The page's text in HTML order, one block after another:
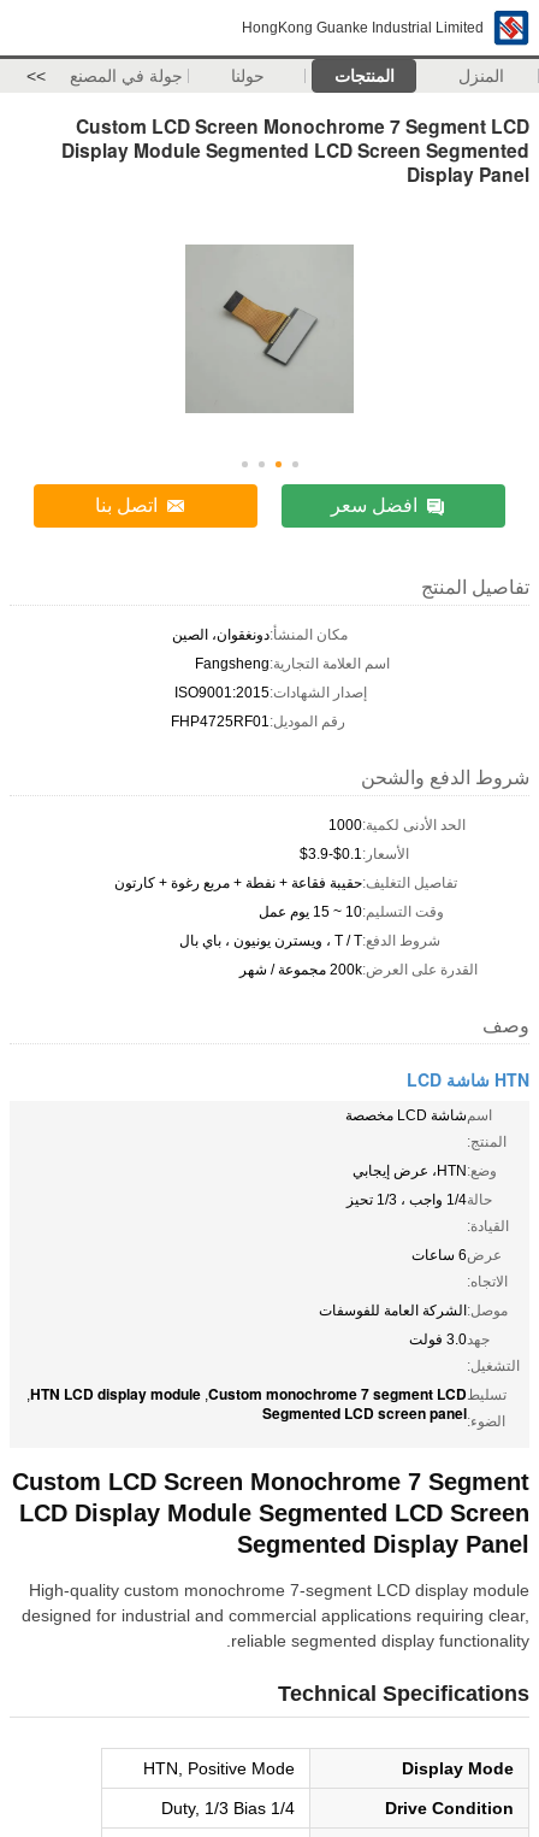
HongKong Guanke Industrial Limited
المنزل المنتجات حولنا جولة في المصنع >>
Custom LCD Screen Monochrome 7 Segment LCD
Display Module Segmented LCD Screen Segmented
Display Panel
افضل سعر اتصل بنا
تفاصيل المنتج
مكان المنشأ:دونغقوان، الصين
اسم العلامة التجارية:Fangsheng
إصدار الشهادات:ISO9001:2015
رقم الموديل:FHP4725RF01
شروط الدفع والشحن
الحد الأدنى لكمية:1000
الأسعار:$0.1-$3.9
تفاصيل التغليف:حقيبة فقاعة + نفطة + مربع رغوة + كارتون
وقت التسليم:10 ~ 15 يوم عمل
شروط الدفع:T / T ، ويسترن يونيون ، باي بال
القدرة على العرض:200k مجموعة / شهر
وصف
HTN شاشة LCD
اسم
المنتج:
شاشة LCD مخصصة
وضع:HTN، عرض إيجابي
حالة
القيادة:
1/4 واجب ، 1/3 تحيز
عرض
الاتجاه:
6 ساعات
موصل:الشركة العامة للفوسفات
جهد
التشغيل:
3.0 فولت
تسليط
الضوء:
Custom monochrome 7 segment LCD
,
HTN LCD display module
,
Segmented LCD screen panel
Custom LCD Screen Monochrome 7 Segment
LCD Display Module Segmented LCD Screen
Segmented Display Panel
High-quality custom monochrome 7-segment LCD display module
designed for industrial and commercial applications requiring clear,
reliable segmented display functionality.
Technical Specifications
Display Mode
HTN, Positive Mode
Drive Condition
1/4 Duty, 1/3 Bias